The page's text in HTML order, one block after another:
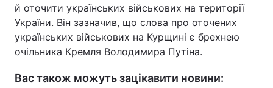
й оточити українських військових на території
України. Він зазначив, що слова про оточених
українських військових на Курщині є брехнею
очільника Кремля Володимира Путіна.
Вас також можуть зацікавити новини: